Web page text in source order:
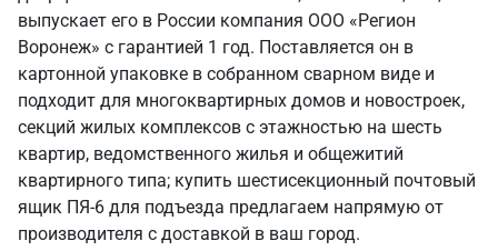
выпускает его в России компания ООО «Регион
Воронеж» с гарантией 1 год. Поставляется он в
картонной упаковке в собранном сварном виде и
подходит для многоквартирных домов и новостроек,
секций жилых комплексов с этажностью на шесть
квартир, ведомственного жилья и общежитий
квартирного типа; купить шестисекционный почтовый
ящик ПЯ-6 для подъезда предлагаем напрямую от
производителя с доставкой в ваш город.